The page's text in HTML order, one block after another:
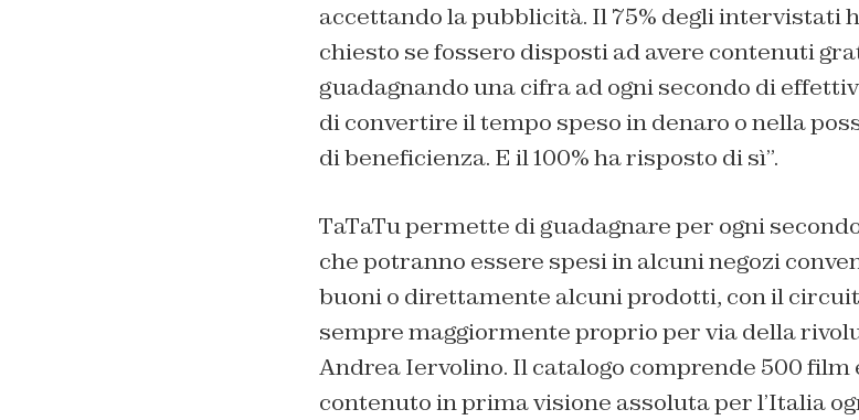
accettando la pubblicità. Il 75% degli intervistati
chiesto se fossero disposti ad avere contenuti
guadagnando una cifra ad ogni secondo di
di convertire il tempo speso in denaro o nella
di beneficienza. E il 100% ha risposto di sì”.
TaTaTu permette di guadagnare per ogni
che potranno essere spesi in alcuni negozi
buoni o direttamente alcuni prodotti, con il
sempre maggiormente proprio per via della
Andrea Iervolino. Il catalogo comprende 500 film
contenuto in prima visione assoluta per l’Italia